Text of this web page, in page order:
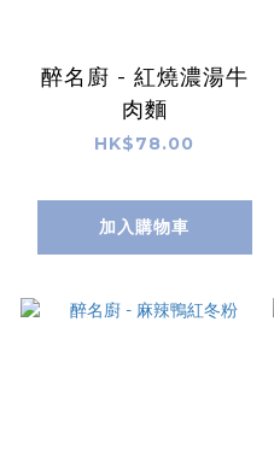
醉名廚 - 紅燒濃湯牛
肉麵
HK$78.00
加入購物車